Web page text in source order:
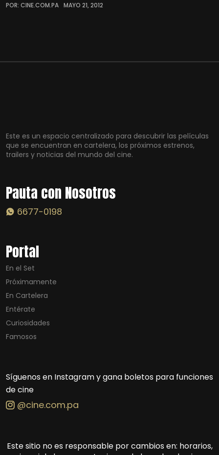
POR: CINE.COM.PA MAYO 21, 2012
Este es un espacio centralizado para descubrir las películas
que se encuentran en cartelera, los próximos estrenos,
trailers y noticias del mundo del cine.
Pauta con Nosotros
6677-0198
Portal
En el Set
Próximamente
En Cartelera
Entérate
Curiosidades
Famosos
Síguenos en Instagram y gana boletos para funciones
de cine
@cine.com.pa
Este sitio no es responsable por cambios en: horarios,